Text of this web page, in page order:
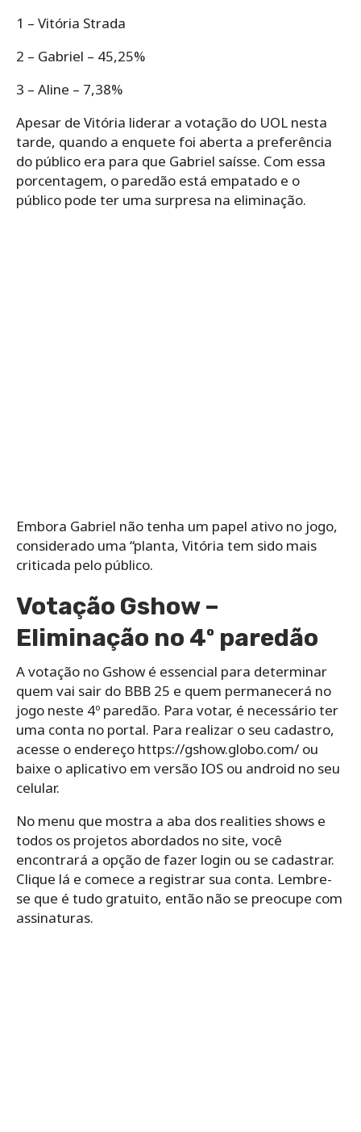
1 – Vitória Strada
2 – Gabriel – 45,25%
3 – Aline – 7,38%
Apesar de Vitória liderar a votação do UOL nesta
tarde, quando a enquete foi aberta a preferência
do público era para que Gabriel saísse. Com essa
porcentagem, o paredão está empatado e o
público pode ter uma surpresa na eliminação.
Embora Gabriel não tenha um papel ativo no jogo,
considerado uma “planta, Vitória tem sido mais
criticada pelo público.
Votação Gshow –
Eliminação no 4º paredão
A votação no Gshow é essencial para determinar
quem vai sair do BBB 25 e quem permanecerá no
jogo neste 4º paredão. Para votar, é necessário ter
uma conta no portal. Para realizar o seu cadastro,
acesse o endereço https://gshow.globo.com/ ou
baixe o aplicativo em versão IOS ou android no seu
celular.
No menu que mostra a aba dos realities shows e
todos os projetos abordados no site, você
encontrará a opção de fazer login ou se cadastrar.
Clique lá e comece a registrar sua conta. Lembre-
se que é tudo gratuito, então não se preocupe com
assinaturas.